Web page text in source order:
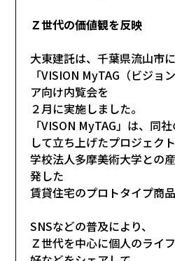
Ｚ世代の価値観を反映
大東建託は、千葉県流山市
「VISION MyTAG（ビジョ
ア向け内覧会を
２月に実施しました。
「VISON MyTAG」は、同
して立ち上げたプロジェクト
学校法人多摩美術大学との
発した
賃貸住宅のプロトタイプ商品
SNSなどの普及により、
Ｚ世代を中心に個人のライ